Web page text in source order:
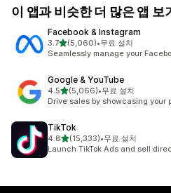
이 앱과 비슷한 더 많은 앱 보
Facebook & Instagram
3.7별 5개 중
(5,060)
총 리뷰 5060개
•무료 설치
Seamlessly manage your
Google & YouTube
4.5별 5개 중
(5,066)
총 리뷰 5066개
•무료 설치
Drive sales by showcasing your
TikTok
4.8별 5개 중
(15,333)
총 리뷰 15333개
•무료 설치
Launch TikTok Ads and sell